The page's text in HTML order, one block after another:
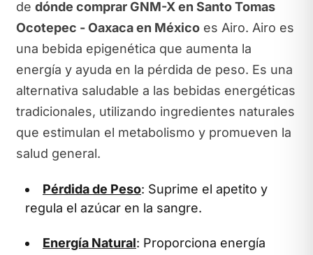
de dónde comprar GNM-X en Santo Tomas
Ocotepec - Oaxaca en Méxicoes Airo. Airo es
una bebida epigenética que aumenta la
energía y ayuda en la pérdida de peso. Es una
alternativa saludable a las bebidas energéticas
tradicionales, utilizando ingredientes naturales
que estimulan el metabolismo y promueven la
salud general.
Pérdida de Peso: Suprime el apetito y
regula el azúcar en la sangre.
Energía Natural: Proporciona energía